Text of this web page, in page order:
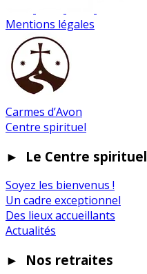
Mentions légales
Carmes d’Avon
Centre spirituel
► Le Centre spirituel
Soyez les bienvenus !
Un cadre exceptionnel
Des lieux accueillants
Actualités
► Nos retraites